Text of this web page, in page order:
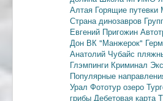
Алтая Горящие путевки
Страна динозавров
Евгений Пригожин
Дон ВК "Манжерок"
Анатолий Чубайс
Глэмпинги Криминал
Популярные
Урал Фототур озеро
грибы Дебетовая карта